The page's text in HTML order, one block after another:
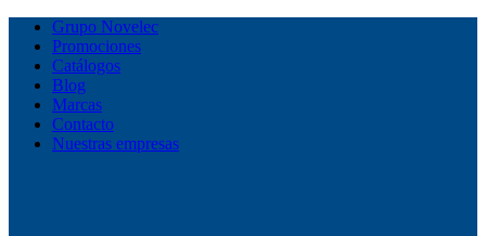
Grupo Novelec
Promociones
Catálogos
Blog
Marcas
Contacto
Nuestras empresas